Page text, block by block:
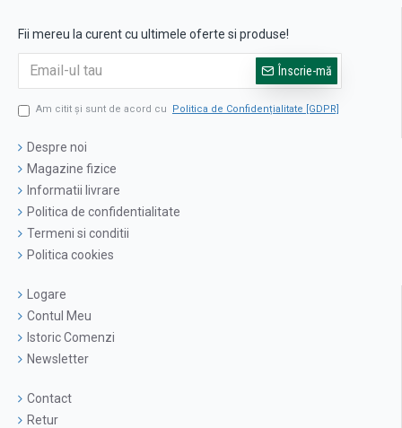
Fii mereu la curent cu ultimele oferte si produse!
Înscrie-mă
Am citit şi sunt de acord cu Politica de Confidențialitate [GDPR]
Despre noi
Magazine fizice
Informatii livrare
Politica de confidentialitate
Termeni si conditii
Politica cookies
Logare
Contul Meu
Istoric Comenzi
Newsletter
Contact
Retur